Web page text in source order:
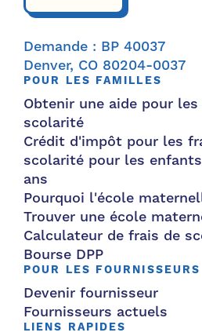
Demande : BP 40037
Denver, CO 80204-0037
POUR LES FAMILLES
Obtenir une aide pour
scolarité
Crédit d'impôt pour les
scolarité pour les
ans
Pourquoi l'école
Trouver une école
Calculateur de frais de
Bourse DPP
POUR LES FOURNISSEURS
Devenir fournisseur
Fournisseurs actuels
LIENS RAPIDES